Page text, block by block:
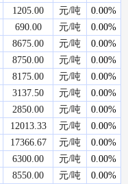
1205.00 元/吨
0.00%
690.00 元/吨
0.00%
8675.00 元/吨
0.00%
8750.00 元/吨
0.00%
8175.00 元/吨
0.00%
3137.50 元/吨
0.00%
2850.00 元/吨
0.00%
12013.33 元/吨
0.00%
17366.67 元/吨
0.00%
6300.00 元/吨
0.00%
8550.00 元/吨
0.00%